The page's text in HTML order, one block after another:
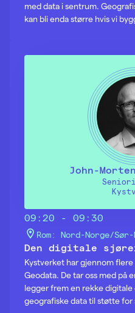
med data i sentrum.
kan bli enda større hvis vi
John-
Den digitale
Kystverket har gjennom
Geodata. De tar oss med på
legger frem en rekke
geografiske data til støtte for
09:20 - 09:30
Rom: Nord-Norge/Sør-